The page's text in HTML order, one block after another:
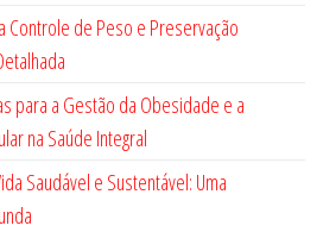
de Peso e Preservação
para a Gestão da Obesidade e a
na Saúde Integral
Saudável e Sustentável: Uma